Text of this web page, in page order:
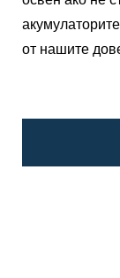
от нашите